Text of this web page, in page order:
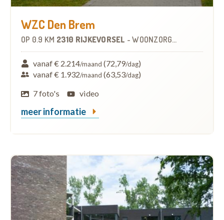
WZC Den Brem
OP 0.9 KM 2310 RIJKEVORSEL -WOONZORGCENTRUM (WZC)
vanaf € 2.214/maand (72,79/dag)
vanaf € 1.932/maand (63,53/dag)
7 foto's
video
meer informatie